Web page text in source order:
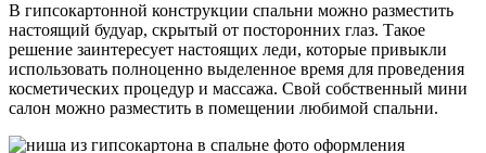
В гипсокартонной конструкции спальни можно разместить
настоящий будуар, скрытый от посторонних глаз. Такое
решение заинтересует настоящих леди, которые привыкли
использовать полноценно выделенное время для проведения
косметических процедур и массажа. Свой собственный мини
салон можно разместить в помещении любимой спальни.